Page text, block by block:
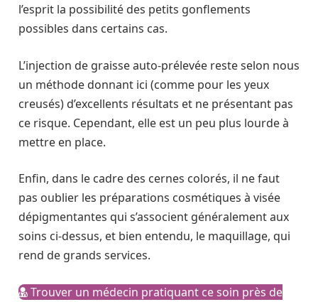
l’esprit la possibilité des petits gonflements
possibles dans certains cas.
L’injection de graisse auto-prélevée reste selon nous
un méthode donnant ici (comme pour les yeux
creusés) d’excellents résultats et ne présentant pas
ce risque. Cependant, elle est un peu plus lourde à
mettre en place.
Enfin, dans le cadre des cernes colorés, il ne faut
pas oublier les préparations cosmétiques à visée
dépigmentantes qui s’associent généralement aux
soins ci-dessus, et bien entendu, le maquillage, qui
rend de grands services.
Trouver un médecin pratiquant ce soin près de